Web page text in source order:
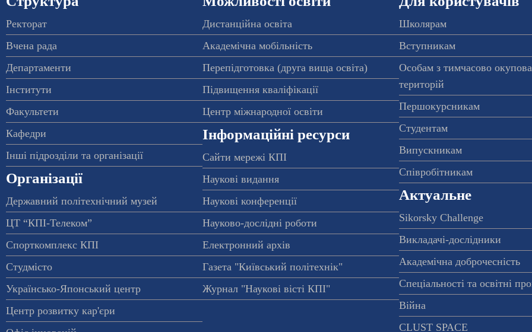
Ректорат
Вчена рада
Департаменти
Інститути
Факультети
Кафедри
Інші підрозділи та організації
Організації
Державний політехнічний музей
ЦТ “КПІ-Телеком”
Спорткомплекс КПІ
Студмісто
Українсько-Японський центр
Центр розвитку кар'єри
Дистанційна освіта
Академічна мобільність
Перепідготовка (друга вища освіта)
Підвищення кваліфікації
Центр міжнародної освіти
Інформаційні ресурси
Сайти мережі КПІ
Наукові видання
Наукові конференції
Науково-дослідні роботи
Електронний архів
Газета "Київський політехнік"
Журнал "Наукові вісті КПІ"
Школярам
Вступникам
Особам з тимчасово
територій
Першокурсникам
Студентам
Випускникам
Співробітникам
Актуальне
Sikorsky Challenge
Викладачі-дослідники
Академічна доброчесність
Спеціальності та освітні
Війна
CLUST SPACE